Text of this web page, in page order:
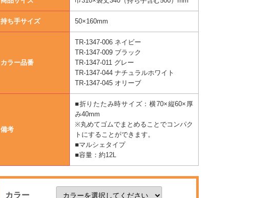
持ち手サイズ 50×160mm
カラー品番
TR-1347-006 ネイビー
TR-1347-009 ブラック
TR-1347-011 グレー
TR-1347-044 ナチュラルホワイト
TR-1347-045 オリーブ
備考
■折りたたみ時サイズ：横70×縦60×厚
み40mm
※丸めてゴムでまとめることでコンパク
トにすることができます。
■マルシェタイプ
■容量：約12L
カラー